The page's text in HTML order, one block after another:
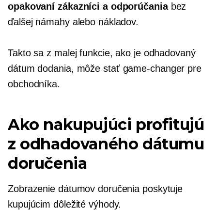
opakovaní zákazníci a odporúčaniabez
ďalšej námahy alebo nákladov.
Takto sa z malej funkcie, ako je odhadovaný
dátum dodania, môže stať game-changer pre
obchodníka.
Ako nakupujúci profitujú
z odhadovaného dátumu
doručenia
Zobrazenie dátumov doručenia poskytuje
kupujúcim dôležité výhody.